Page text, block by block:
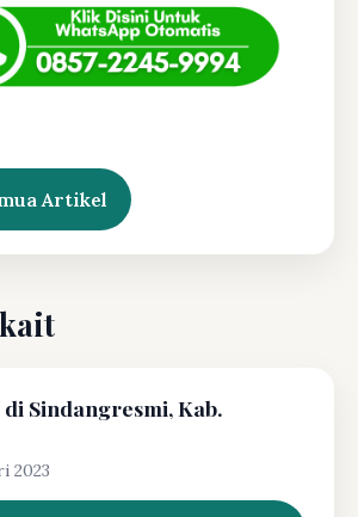
Artikel
Sindangresmi, Kab.
2023